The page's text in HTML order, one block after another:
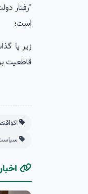
"رفتار
است؛
زیر پا
قاطعیت